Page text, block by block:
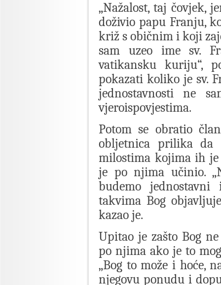
„Nažalost, taj čovjek,
doživio papu Franju,
križ s običnim i koji
sam uzeo ime sv.
vatikansku kuriju“,
pokazati koliko je sv.
jednostavnosti ne
vjeroispovjestima.
Potom se obratio
obljetnica prilika da
milostima kojima ih je
je po njima učinio.
budemo
takvima Bog
kazao je.
Upitao je zašto Bog
po njima ako je to
„Bog to može i hoće,
njegovu ponudu i